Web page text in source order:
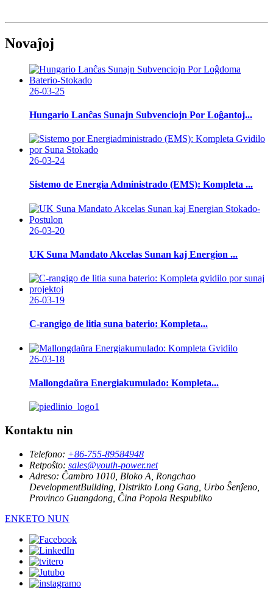
Novaĵoj
26-03-25
Hungario Lanĉas Sunajn Subvenciojn Por Loĝantoj...
26-03-24
Sistemo de Energia Administrado (EMS): Kompleta ...
26-03-20
UK Suna Mandato Akcelas Sunan kaj Energion ...
26-03-19
C-rangigo de litia suna baterio: Kompleta...
26-03-18
Mallongdaŭra Energiakumulado: Kompleta...
Kontaktu nin
Telefono: +86-755-89584948
Retpoŝto: sales@youth-power.net
Adreso: Ĉambro 1010, Bloko A, Rongchao
DevelopmentBuilding, Distrikto Long Gang, Urbo Ŝenĵeno,
Provinco Guangdong, Ĉina Popola Respubliko
ENKETO NUN